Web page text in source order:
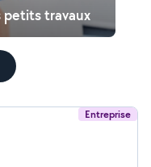
petits travaux
Entreprise